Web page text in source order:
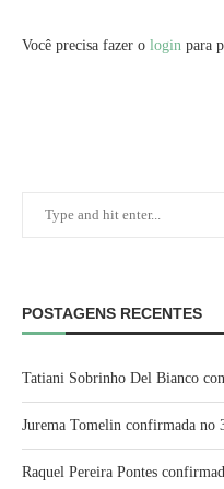
Você precisa fazer o login para
POSTAGENS RECENTES
Tatiani Sobrinho Del Bianco
Jurema Tomelin confirmada no
Raquel Pereira Pontes